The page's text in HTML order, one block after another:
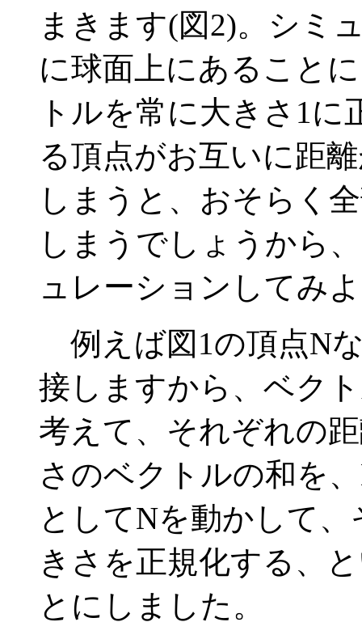
まきます(図2)。シミ
に球面上にあること
トルを常に大きさ1
る頂点がお互いに距
しまうと、おそらく
しまうでしょうから
ュレーションしてみ
例えば図1の頂点N
接しますから、ベク
考えて、それぞれの
さのベクトルの和を
としてNを動かして
きさを正規化する、
とにしました。